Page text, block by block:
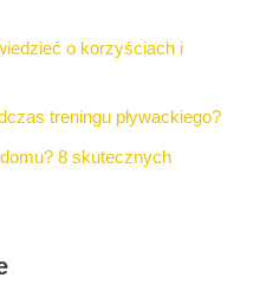
o korzyściach i
treningu pływackiego?
8 skutecznych